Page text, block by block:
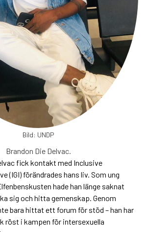
Bild: UNDP
Brandon Die Delvac.
fick kontakt med Inclusive
(IGI) förändrades hans liv. Som ung
hade han länge saknat
sig och hitta gemenskap. Genom
bara hittat ett forum för stöd – han har
röst i kampen för intersexuella